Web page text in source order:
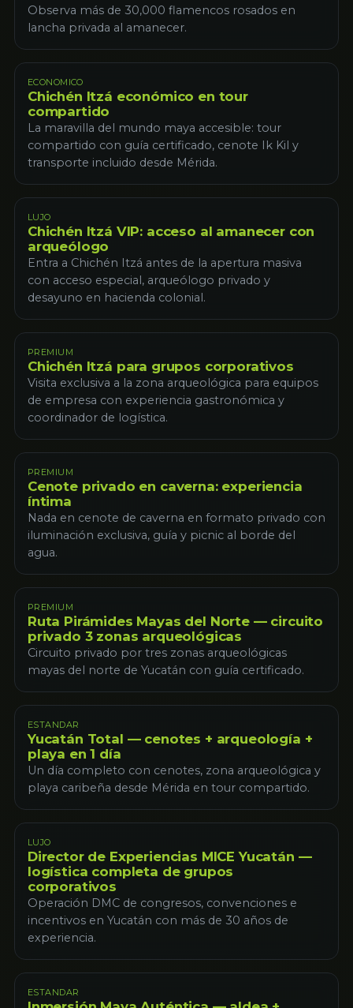
Observa más de 30,000 flamencos rosados en
lancha privada al amanecer.
ECONOMICO
Chichén Itzá económico en tour
compartido
La maravilla del mundo maya accesible: tour
compartido con guía certificado, cenote Ik Kil y
transporte incluido desde Mérida.
LUJO
Chichén Itzá VIP: acceso al amanecer con
arqueólogo
Entra a Chichén Itzá antes de la apertura masiva
con acceso especial, arqueólogo privado y
desayuno en hacienda colonial.
PREMIUM
Chichén Itzá para grupos corporativos
Visita exclusiva a la zona arqueológica para equipos
de empresa con experiencia gastronómica y
coordinador de logística.
PREMIUM
Cenote privado en caverna: experiencia
íntima
Nada en cenote de caverna en formato privado con
iluminación exclusiva, guía y picnic al borde del
agua.
PREMIUM
Ruta Pirámides Mayas del Norte — circuito
privado 3 zonas arqueológicas
Circuito privado por tres zonas arqueológicas
mayas del norte de Yucatán con guía certificado.
ESTANDAR
Yucatán Total — cenotes + arqueología +
playa en 1 día
Un día completo con cenotes, zona arqueológica y
playa caribeña desde Mérida en tour compartido.
LUJO
Director de Experiencias MICE Yucatán —
logística completa de grupos
corporativos
Operación DMC de congresos, convenciones e
incentivos en Yucatán con más de 30 años de
experiencia.
ESTANDAR